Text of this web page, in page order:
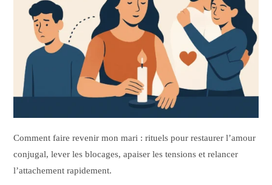
Comment faire revenir mon mari : rituels pour restaurer l’amour
conjugal, lever les blocages, apaiser les tensions et relancer
l’attachement rapidement.